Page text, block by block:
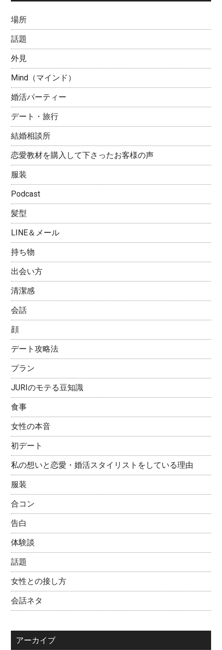
場所
話題
外見
Mind（マインド）
婚活パーティー
デート・旅行
結婚相談所
恋愛教材を購入して下さったお客様の声
服装
Podcast
髪型
LINE＆メール
持ち物
出会い方
清潔感
会話
顔
デート攻略法
プラン
JURIのモテる豆知識
食事
女性の本音
初デート
私の想いと恋愛・婚活スタイリストをしている理由
服装
合コン
告白
体験談
話題
女性との接し方
会話ネタ
アーカイブ